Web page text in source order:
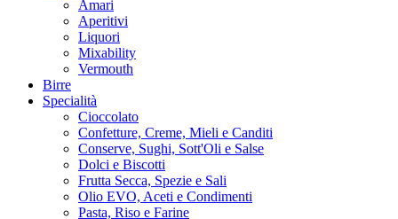
Amari
Aperitivi
Liquori
Mixability
Vermouth
Birre
Specialità
Cioccolato
Confetture, Creme, Mieli e Canditi
Conserve, Sughi, Sott'Oli e Salse
Dolci e Biscotti
Frutta Secca, Spezie e Sali
Olio EVO, Aceti e Condimenti
Pasta, Riso e Farine